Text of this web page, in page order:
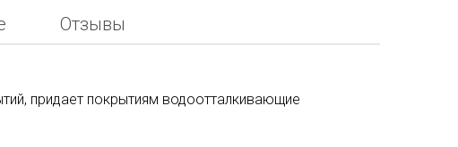
Отзывы
придает покрытиям водоотталкивающие